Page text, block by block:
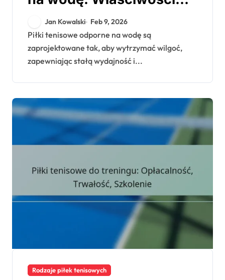
materiałowe, Wydajność,
Zastosowanie
Jan Kowalski Feb 9, 2026
Piłki tenisowe odporne na wodę są
zaprojektowane tak, aby wytrzymać wilgoć,
zapewniając stałą wydajność i...
Rodzaje piłek tenisowych